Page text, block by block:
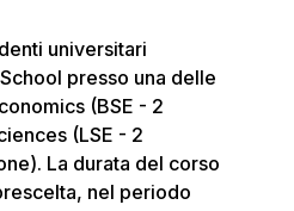
universitari
presso una delle
(BSE - 2
(LSE - 2
La durata del corso
nel periodo